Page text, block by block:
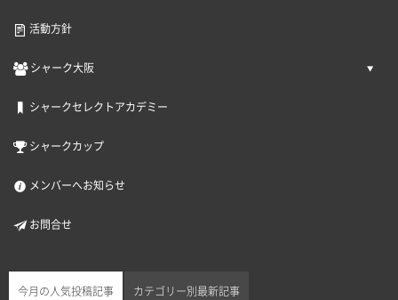
活動方針
シャーク大阪
シャークセレクトアカデミー
シャークカップ
メンバーへお知らせ
お問合せ
今月の人気投稿記事 カテゴリー別最新記事